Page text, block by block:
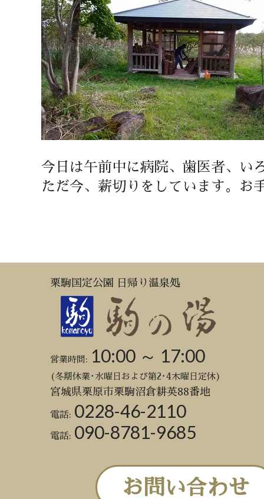
今日は午前中に病院、歯医者、い
ただ今、薪切りをしています。お
栗駒国定公園 日帰り温泉処
営業時間: 10:00 ～ 17:00
(冬期休業･水曜日および第2･4木曜日定休)
宮城県栗原市栗駒沼倉耕英88番地
電話: 0228-46-2110
電話: 090-8781-9685
お問い合わせ